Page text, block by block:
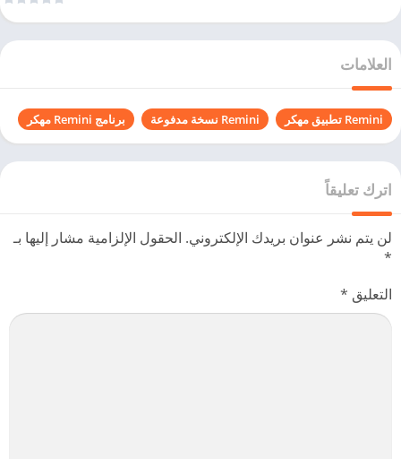
العلامات
Remini تطبيق مهكر Remini نسخة مدفوعة برنامج Remini مهكر
اترك تعليقاً
لن يتم نشر عنوان بريدك الإلكتروني. الحقول الإلزامية مشار إليها بـ
*
التعليق *